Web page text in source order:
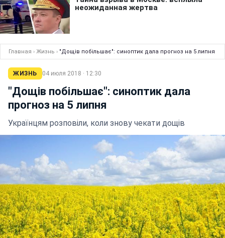
Главная › Жизнь › "Дощів побільшає": синоптик дала прогноз на 5 липня
ЖИЗНЬ 04 июля 2018 · 12:30
"Дощів побільшає": синоптик дала
прогноз на 5 липня
Українцям розповіли, коли знову чекати дощів